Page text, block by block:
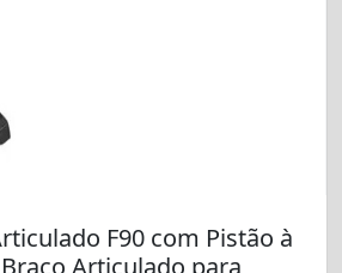
F90 com Pistão à
Articulado para